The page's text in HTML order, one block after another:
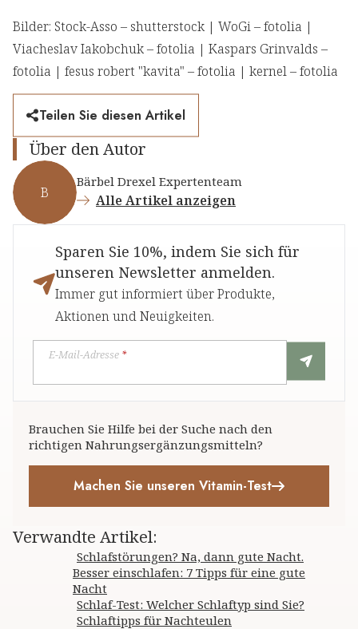
Bilder: Stock-Asso – shutterstock | WoGi – fotolia |
Viacheslav Iakobchuk – fotolia | Kaspars Grinvalds –
fotolia | fesus robert "kavita" – fotolia | kernel – fotolia
Teilen Sie diesen Artikel
Über den Autor
B
Bärbel Drexel Expertenteam
Alle Artikel anzeigen
Sparen Sie 10%, indem Sie sich für
unseren Newsletter anmelden.
Immer gut informiert über Produkte,
Aktionen und Neuigkeiten.
E-Mail-Adresse *
Brauchen Sie Hilfe bei der Suche nach den
richtigen Nahrungsergänzungsmitteln?
Machen Sie unseren Vitamin-Test
Verwandte Artikel:
Schlafstörungen? Na, dann gute Nacht.
Besser einschlafen: 7 Tipps für eine gute
Nacht
Schlaf-Test: Welcher Schlaftyp sind Sie?
Schlaftipps für Nachteulen